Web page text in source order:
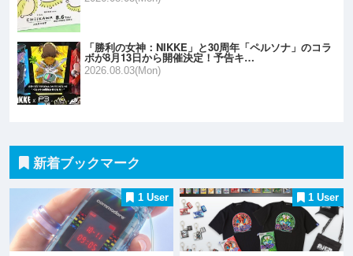
「勝利の女神：NIKKE」と30周年「ペルソナ」のコラ
ボが8月13日から開催決定！予告キ…
2026.08.03(Mon)
新着ブックマーク
1 User 1 User